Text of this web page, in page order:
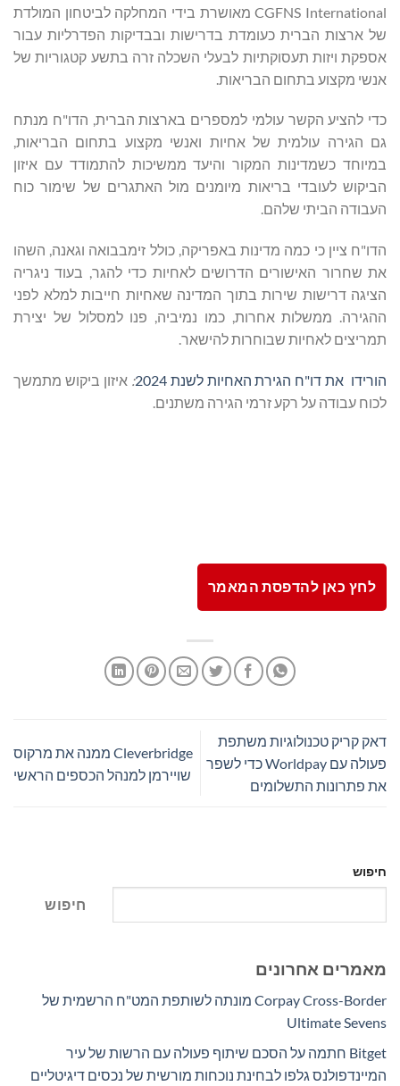
CGFNS International מאושרת בידי המחלקה לביטחון המולדת
של ארצות הברית כעומדת בדרישות ובבדיקות הפדרליות עבור
אספקת ויזות תעסוקתיות לבעלי השכלה זרה בתשע קטגוריות של
אנשי מקצוע בתחום הבריאות.
כדי להציע הקשר עולמי למספרים בארצות הברית, הדו"ח מנתח
גם הגירה עולמית של אחיות ואנשי מקצוע בתחום הבריאות,
במיוחד כשמדינות המקור והיעד ממשיכות להתמודד עם איזון
הביקוש לעובדי בריאות מיומנים מול האתגרים של שימור כוח
העבודה הביתי שלהם.
הדו"ח ציין כי כמה מדינות באפריקה, כולל זימבבואה וגאנה, השהו
את שחרור האישורים הדרושים לאחיות כדי להגר, בעוד ניגריה
הציגה דרישות שירות בתוך המדינה שאחיות חייבות למלא לפני
ההגירה. ממשלות אחרות, כמו נמיביה, פנו למסלול של יצירת
תמריצים לאחיות שבוחרות להישאר.
הורידו את דו"ח הגירת האחיות לשנת 2024 :איזון ביקוש מתמשך
לכוח עבודה על רקע זרמי הגירה משתנים.
לחץ כאן להדפסת המאמר
דאק קריק טכנולוגיות משתפת
פעולה עם Worldpay כדי לשפר
את פתרונות התשלומים
Cleverbridge ממנה את מרקוס
שויירמן למנהל הכספים הראשי
חיפוש
חיפוש
מאמרים אחרונים
Corpay Cross-Border מונתה לשותפת המט"ח הרשמית של
Ultimate Sevens
Bitget חתמה על הסכם שיתוף פעולה עם הרשות של עיר
המיינדפולנס גלפו לבחינת נוכחות מורשית של נכסים דיגיטליים